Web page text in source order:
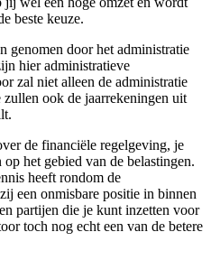
beste keuze.
genomen door het administratie
hier administratieve
zal niet alleen de administratie
ook de jaarrekeningen uit
de financiële regelgeving, je
het gebied van de belastingen.
heeft rondom de
een onmisbare positie in binnen
partijen die je kunt inzetten voor
toch nog echt een van de betere